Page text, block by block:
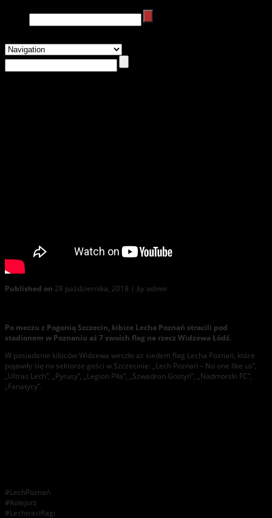
Published on 28 października, 2018 | by admin
Po meczu z Pogonią Szczecin, kibice Lecha Poznań stracili pod
stadionem w Poznaniu aż 7 swoich flag na rzecz Widzewa Łódź.
W posiadanie kibiców Widzewa weszło aż siedem flag Lecha Poznań, które
pojawiły się na sektorze gości w Szczecinie: „Lech Poznań – No one like us”,
„Ultras Lech”, „Pyrusy”, „Legion Piła”, „Szwadron Gostyń”, „Nadmorski FC”,
„Fanatycy”.
#LechPoznań
#Kolejorz
#Lechtraciflagi